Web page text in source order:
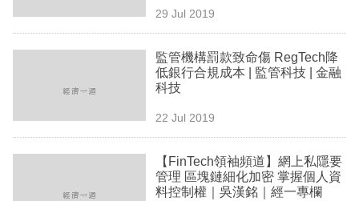
場
時
29 Jul 2019
監管機構罰款致命傷 RegTech降
低銀行合規成本 | 監管科技 | 金融
科技
22 Jul 2019
【FinTech領袖頻道】網上私隱要
管理 區塊鏈細化加密 掌握個人資
料控制權｜吳漢銘｜經一專欄